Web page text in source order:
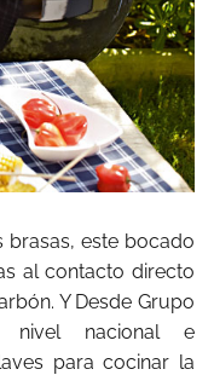
este bocado
al contacto directo
Y Desde Grupo
nivel nacional e
para cocinar la